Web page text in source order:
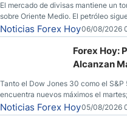
El mercado de divisas mantiene un
sobre Oriente Medio. El petróleo
y los operadores esperan nuevas
Unidos.
Noticias Forex Hoy06/08/2026
Forex Hoy:
Alcanzan
Tanto el Dow Jones 30 como el
encuentra nuevos máximos el
llamadas de ganancias; el petróleo
esperanzas; el dólar
Noticias Forex Hoy05/08/2026